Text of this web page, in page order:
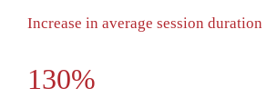
Increase in average session duration
130%